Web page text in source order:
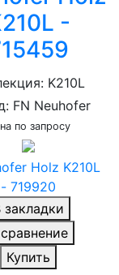
-
K210L
FN Neuhofer
по запросу
закладки
Купить